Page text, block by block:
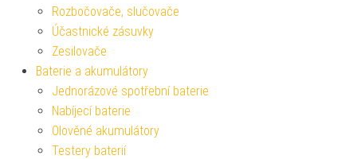
Rozbočovače, slučovače
Účastnické zásuvky
Zesilovače
Baterie a akumulátory
Jednorázové spotřební baterie
Nabíjecí baterie
Olověné akumulátory
Testery baterií